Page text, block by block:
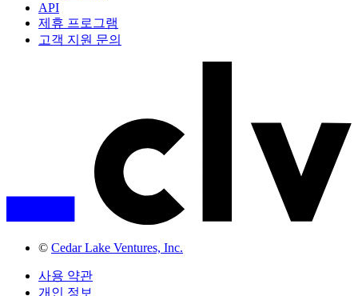
API
제휴 프로그램
고객 지원 문의
© Cedar Lake Ventures, Inc.
사용 약관
개인 정보